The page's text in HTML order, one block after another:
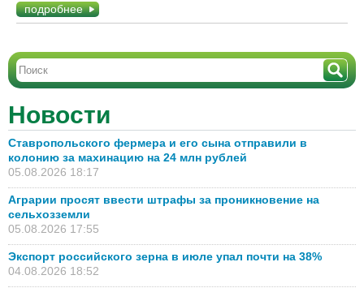
подробнее
Новости
Ставропольского фермера и его сына отправили в
колонию за махинацию на 24 млн рублей
05.08.2026 18:17
Аграрии просят ввести штрафы за проникновение на
сельхозземли
05.08.2026 17:55
Экспорт российского зерна в июле упал почти на 38%
04.08.2026 18:52